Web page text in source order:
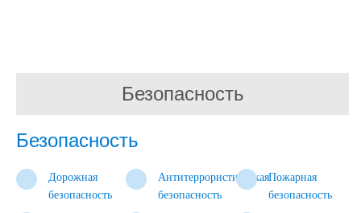
Безопасность
Безопасность
Дорожная
безопасность
Антитеррористическая
безопасность
Пожарная
безопасность